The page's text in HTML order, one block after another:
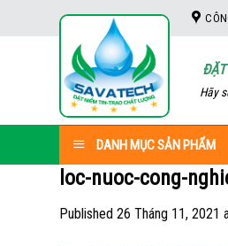
to
ĐẶT
Hãy
DANH MỤC SẢN PHẨM
loc-nuoc-cong-
Published 26 Tháng 11, 2021